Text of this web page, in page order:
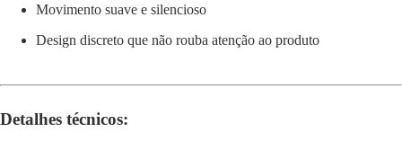
Movimento suave e silencioso
Design discreto que não rouba atenção ao produto
Detalhes técnicos: